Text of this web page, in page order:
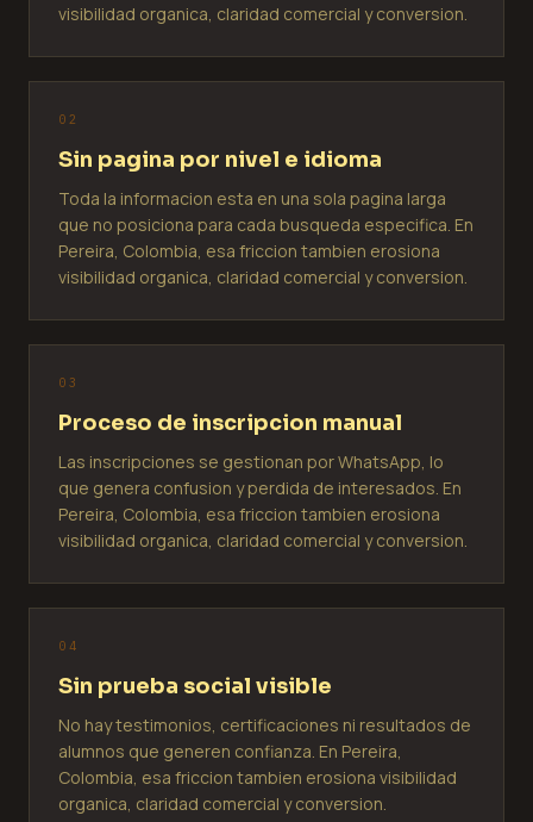
visibilidad organica, claridad comercial y conversion.
0 2
Sin pagina por nivel e idioma
Toda la informacion esta en una sola pagina larga
que no posiciona para cada busqueda especifica. En
Pereira, Colombia, esa friccion tambien erosiona
visibilidad organica, claridad comercial y conversion.
0 3
Proceso de inscripcion manual
Las inscripciones se gestionan por WhatsApp, lo
que genera confusion y perdida de interesados. En
Pereira, Colombia, esa friccion tambien erosiona
visibilidad organica, claridad comercial y conversion.
0 4
Sin prueba social visible
No hay testimonios, certificaciones ni resultados de
alumnos que generen confianza. En Pereira,
Colombia, esa friccion tambien erosiona visibilidad
organica, claridad comercial y conversion.